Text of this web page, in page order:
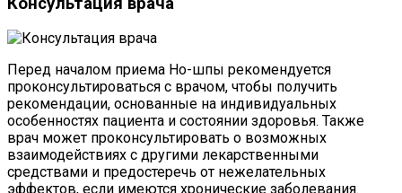
Перед началом приема Но-шпы рекомендуется
проконсультироваться с врачом, чтобы получить
рекомендации, основанные на индивидуальных
особенностях пациента и состоянии здоровья. Также
врач может проконсультировать о возможных
взаимодействиях с другими лекарственными
средствами и предостеречь от нежелательных
эффектов, если имеются хронические заболевания.